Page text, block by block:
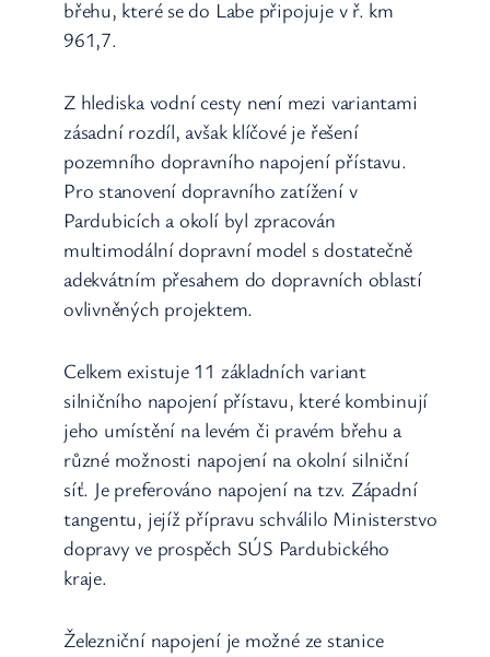
břehu, které se do Labe připojuje v ř. km
961,7.
Z hlediska vodní cesty není mezi variantami
zásadní rozdíl, avšak klíčové je řešení
pozemního dopravního napojení přístavu.
Pro stanovení dopravního zatížení v
Pardubicích a okolí byl zpracován
multimodální dopravní model s dostatečně
adekvátním přesahem do dopravních oblastí
ovlivněných projektem.
Celkem existuje 11 základních variant
silničního napojení přístavu, které kombinují
jeho umístění na levém či pravém břehu a
různé možnosti napojení na okolní silniční
síť. Je preferováno napojení na tzv. Západní
tangentu, jejíž přípravu schválilo Ministerstvo
dopravy ve prospěch SÚS Pardubického
kraje.
Železniční napojení je možné ze stanice